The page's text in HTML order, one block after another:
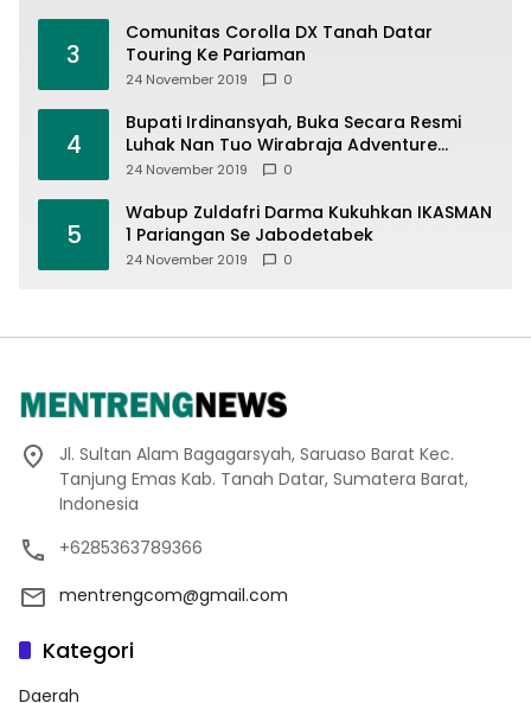
3
Comunitas Corolla DX Tanah Datar
Touring Ke Pariaman
24 November 2019 0
4
Bupati Irdinansyah, Buka Secara Resmi
Luhak Nan Tuo Wirabraja Adventure
Offroad 2019
24 November 2019 0
5
Wabup Zuldafri Darma Kukuhkan IKASMAN
1 Pariangan Se Jabodetabek
24 November 2019 0
Jl. Sultan Alam Bagagarsyah, Saruaso Barat Kec.
Tanjung Emas Kab. Tanah Datar, Sumatera Barat,
Indonesia
+6285363789366
mentrengcom@gmail.com
Kategori
Daerah